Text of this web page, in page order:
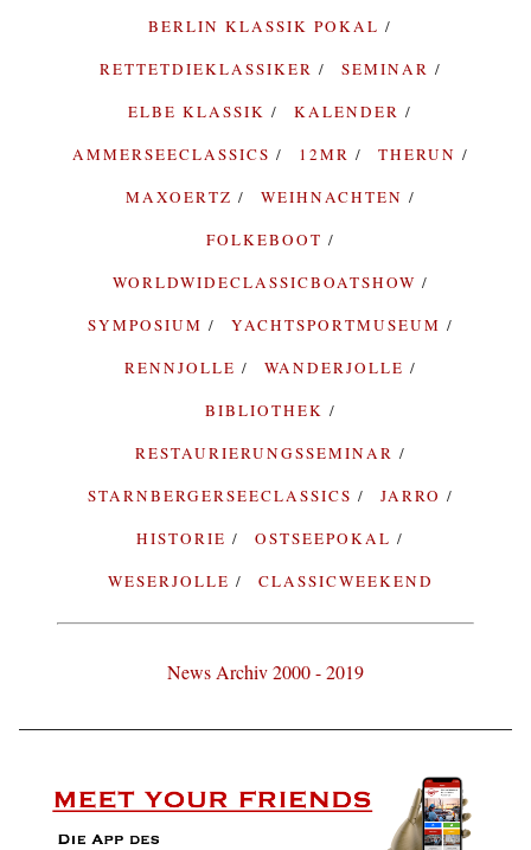
BERLIN KLASSIK POKAL
RETTETDIEKLASSIKER
SEMINAR
ELBE KLASSIK
KALENDER
AMMERSEECLASSICS
12MR
THERUN
MAXOERTZ
WEIHNACHTEN
FOLKEBOOT
WORLDWIDECLASSICBOATSHOW
SYMPOSIUM
YACHTSPORTMUSEUM
RENNJOLLE
WANDERJOLLE
BIBLIOTHEK
RESTAURIERUNGSSEMINAR
STARNBERGERSEECLASSICS
JARRO
HISTORIE
OSTSEEPOKAL
WESERJOLLE
CLASSICWEEKEND
News Archiv 2000 - 2019